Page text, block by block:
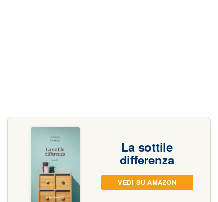
La sottile
differenza
VEDI SU AMAZON